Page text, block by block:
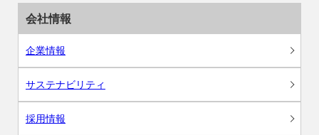
会社情報
企業情報
サステナビリティ
採用情報